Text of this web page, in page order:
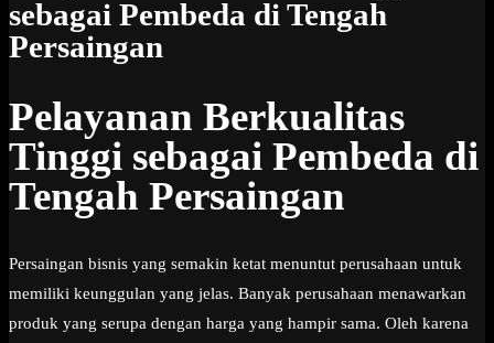
sebagai Pembeda di Tengah
Persaingan
Pelayanan Berkualitas
Tinggi sebagai Pembeda di
Tengah Persaingan
Persaingan bisnis yang semakin ketat menuntut perusahaan untuk
memiliki keunggulan yang jelas. Banyak perusahaan menawarkan
produk yang serupa dengan harga yang hampir sama. Oleh karena